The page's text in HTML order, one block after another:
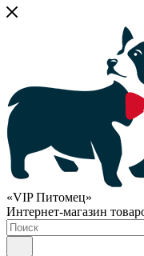
«VIP Питомец»
Интернет-магазин